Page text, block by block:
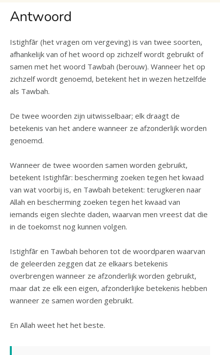
Antwoord
Istighfār (het vragen om vergeving) is van twee soorten,
afhankelijk van of het woord op zichzelf wordt gebruikt of
samen met het woord Tawbah (berouw). Wanneer het op
zichzelf wordt genoemd, betekent het in wezen hetzelfde
als Tawbah.
De twee woorden zijn uitwisselbaar; elk draagt de
betekenis van het andere wanneer ze afzonderlijk worden
genoemd.
Wanneer de twee woorden samen worden gebruikt,
betekent Istighfār: bescherming zoeken tegen het kwaad
van wat voorbij is, en Tawbah betekent: terugkeren naar
Allah en bescherming zoeken tegen het kwaad van
iemands eigen slechte daden, waarvan men vreest dat die
in de toekomst nog kunnen volgen.
Istighfār en Tawbah behoren tot de woordparen waarvan
de geleerden zeggen dat ze elkaars betekenis
overbrengen wanneer ze afzonderlijk worden gebruikt,
maar dat ze elk een eigen, afzonderlijke betekenis hebben
wanneer ze samen worden gebruikt.
En Allah weet het het beste.